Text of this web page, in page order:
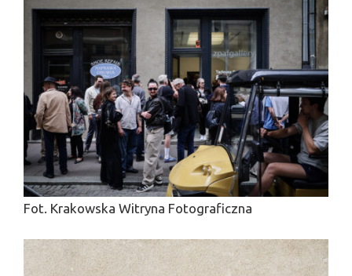
Fot. Krakowska Witryna Fotograficzna